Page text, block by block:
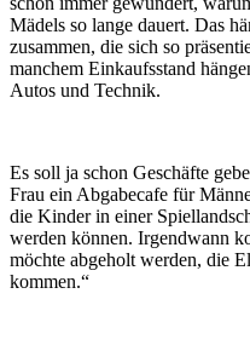
Mädels so lange dauert. Das
zusammen, die sich so
manchem Einkaufsstand
Autos und Technik.
Es soll ja schon Geschäfte
Frau ein Abgabecafe für
die Kinder in einer
werden können. Irgendwann
möchte abgeholt werden, die
kommen.“